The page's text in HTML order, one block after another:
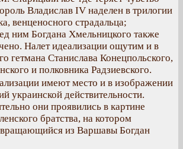
Владислав IV наделен в трилогии
венценосного страдальца;
ним Богдана Хмельницкого также
Налет идеализации ощутим и в
гетмана Станислава Конецпольского,
и полковника Радзиевского.
имеют место и в изображении
украинской действительности.
они проявились в картине
братства, на котором
из Варшавы Богдан